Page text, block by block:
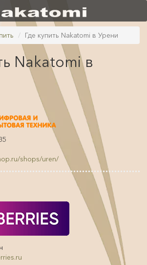
Где купить Nakatomi в Урени
Nakatomi в
shops/uren/